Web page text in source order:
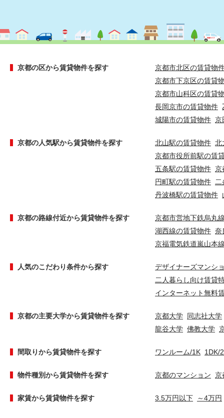
京都の区から賃貸物件を探す
京都市北区の賃貸物
京都市下京区の賃貸
京都市山科区の賃貸
長岡京市の賃貸物件
城陽市の賃貸物件 京
京都の人気駅から賃貸物件を探す 北山駅の賃貸物件 北
京都市役所前駅の賃
五条駅の賃貸物件 京
円町駅の賃貸物件
丹波橋駅の賃貸物件
京都の路線付近から賃貸物件を探す
京都市営地下鉄烏丸
湖西線の賃貸物件 奈
京福電気鉄道嵐山本
人気のこだわり条件から探す
デザイナーズマンシ
二人暮らし向け賃貸
インターネット無料
京都の主要大学から賃貸物件を探す 京都大学 同志社大学
龍谷大学 佛教大学
間取りから賃貸物件を探す ワンルーム/1K 1DK/
物件種別から賃貸物件を探す 京都のマンション 京
家賃から賃貸物件を探す 3.5万円以下 ～4万円